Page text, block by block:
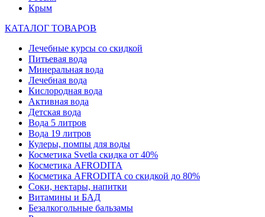
Крым
КАТАЛОГ ТОВАРОВ
Лечебные курсы со скидкой
Питьевая вода
Минеральная вода
Лечебная вода
Кислородная вода
Активная вода
Детская вода
Вода 5 литров
Вода 19 литров
Кулеры, помпы для воды
Косметика Svetla скидка от 40%
Косметика AFRODITA
Косметика AFRODITA со скидкой до 80%
Соки, нектары, напитки
Витамины и БАД
Безалкогольные бальзамы